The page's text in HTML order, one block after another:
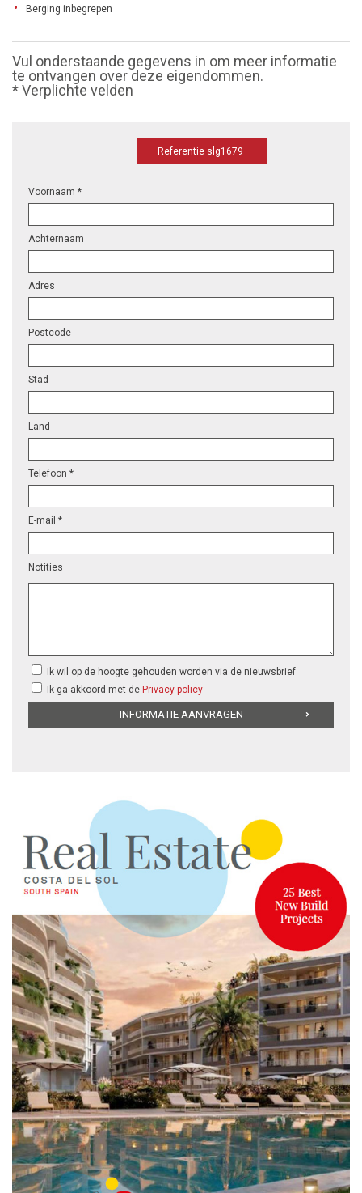
Berging inbegrepen
Vul onderstaande gegevens in om meer informatie
te ontvangen over deze eigendommen.
* Verplichte velden
Referentie slg1679
Voornaam *
Achternaam
Adres
Postcode
Stad
Land
Telefoon *
E-mail *
Notities
Ik wil op de hoogte gehouden worden via de nieuwsbrief
Ik ga akkoord met de Privacy policy